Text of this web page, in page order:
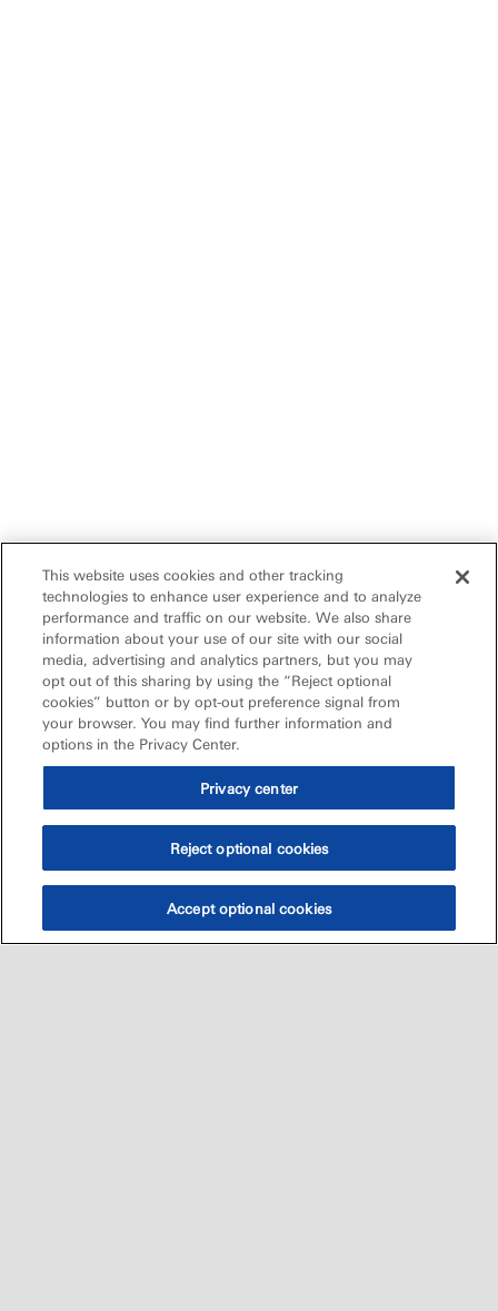
This website uses cookies and other tracking
technologies to enhance user experience and to analyze
performance and traffic on our website. We also share
information about your use of our site with our social
media, advertising and analytics partners, but you may
opt out of this sharing by using the “Reject optional
cookies” button or by opt-out preference signal from
your browser. You may find further information and
options in the Privacy Center.
Privacy center
Reject optional cookies
Accept optional cookies